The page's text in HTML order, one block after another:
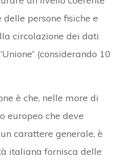
persone fisiche e
circolazione dei dati
(considerando 10
è che, nelle more di
europeo che deve
carattere generale, è
italiana fornisca delle